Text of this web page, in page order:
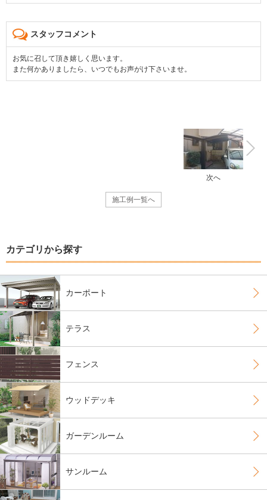
スタッフコメント
お気に召して頂き嬉しく思います。
また何かありましたら、いつでもお声がけ下さいませ。
施工例一覧へ
次へ
カテゴリから探す
カーポート
テラス
フェンス
ウッドデッキ
ガーデンルーム
サンルーム